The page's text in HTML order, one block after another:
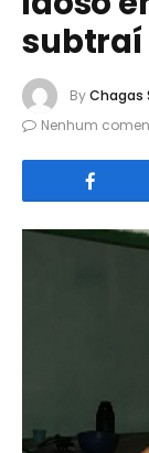
subtraí
ByChagas
Nenhum